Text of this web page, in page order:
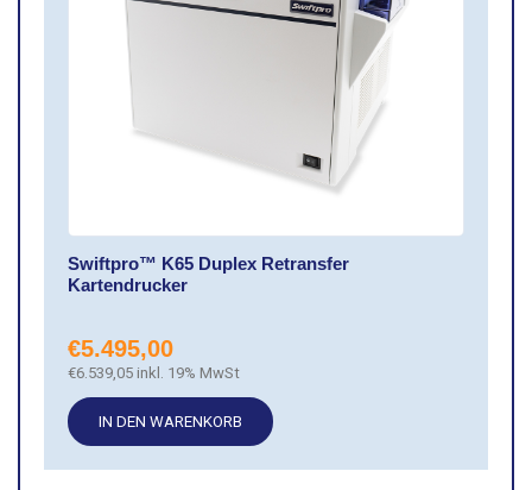
Swiftpro™ K65 Duplex Retransfer
Kartendrucker
€5.495,00
€6.539,05 inkl. 19% MwSt
IN DEN WARENKORB